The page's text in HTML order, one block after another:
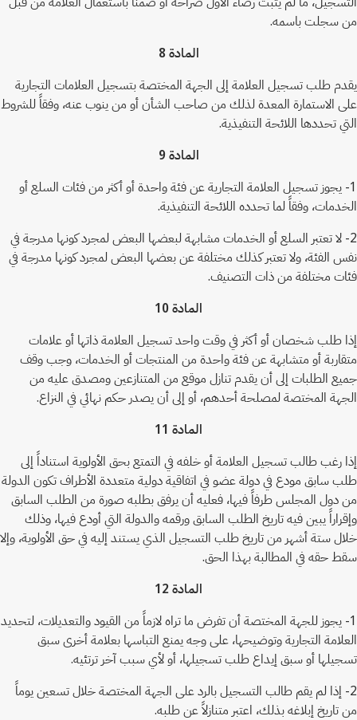
من سجلت باسمه.
المادة 8
يقدم طلب تسجيل العلامة إلى الجهة المختصة بتسجيل العلامات التجارية
على الاستمارة المعدة لذلك من صاحب الشأن أو من ينوب عنه، وفقاً للشروط
التي تحددها اللائحة التنفيذية.
المادة 9
1- يجوز تسجيل العلامة التجارية عن فئة واحدة أو أكثر من فئات السلع أو
الخدمات، وفقاً لما تحدده اللائحة التنفيذية.
2- لا تعتبر السلع أو الخدمات مشابهة لبعضها البعض لمجرد كونها مدرجة في
نفس الفئة، ولا تعتبر كذلك مختلفة عن بعضها البعض لمجرد كونها مدرجة في
فئات مختلفة من ذات التصنيف.
المادة 10
إذا طلب شخصان أو أكثر في وقت واحد تسجيل العلامة ذاتها أو علامات
متقاربة أو متشابهة عن فئة واحدة من المنتجات أو الخدمات، وجب وقف
جميع الطلبات إلى أن يقدم تنازل موقع من المتنازعين ومصدق عليه من
الجهة المختصة لمصلحة أحدهم، أو إلى أن يصدر حكم نهائي في النزاع.
المادة 11
إذا رغب طالب تسجيل العلامة أو خلفه في التمتع بحق الأولوية استناداً إلى
طلب سابق مودع في دولة عضو في اتفاقية دولية متعددة الأطراف تكون الدولة
من دول المجلس طرفاً فيها، فعليه أن يرفق بطلبه صورة من الطلب السابق
وإقراراً يبين فيه تاريخ الطلب السابق ورقمه والدولة التي أودع فيها، وذلك
خلال ستة أشهر من تاريخ طلب التسجيل الذي يستند إليه في حق الأولوية، وإلا
سقط حقه في المطالبة بهذا الحق.
المادة 12
1- يجوز للجهة المختصة أن تفرض ما تراه لازماً من القيود والتعديلات، لتحديد
العلامة التجارية وتوضيحها، على وجه يمنع التباسها بعلامة أخرى سبق
تسجيلها أو سبق إيداع طلب تسجيلها، أو لأي سبب آخر ترتئيه.
2- إذا لم يقم طالب التسجيل بالرد على الجهة المختصة خلال تسعين يوماً
من تاريخ إبلاغه بذلك، اعتبر متنازلاً عن طلبه.